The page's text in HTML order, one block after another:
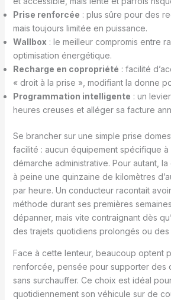
Prise renforcée : plus sûre pour des
mais toujours limitée en puissance.
Wallbox : le meilleur compromis entre
optimisation énergétique.
Recharge en copropriété : facilité
« droit à la prise », modifiant la donne
Programmation intelligente : un
heures creuses et alléger sa facture
Se brancher sur une simple prise
facilité : aucun équipement spécifique à
démarche administrative. Pour autant,
à peine une quinzaine de kilomètres
par heure. Un conducteur racontait
méthode durant ses premières
dépanner, mais vite contraignant dès
des trajets quotidiens prolongés ou des
Face à cette lenteur, beaucoup optent
renforcée, pensée pour supporter des
sans surchauffer. Ce choix est idéal
quotidiennement son véhicule sur de